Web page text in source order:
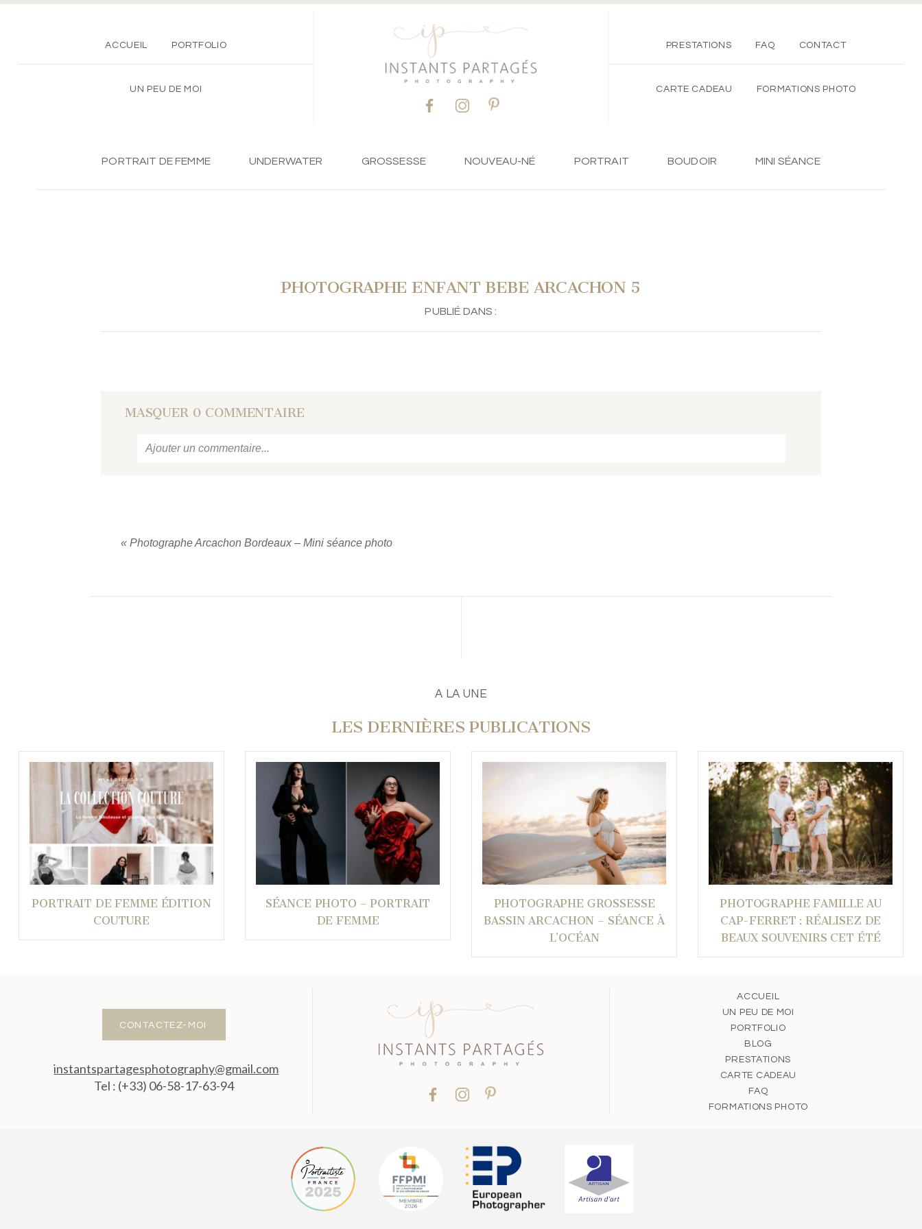
ACCUEIL PORTFOLIO
UN PEU DE MOI
PRESTATIONS FAQ CONTACT
CARTE CADEAU FORMATIONS PHOTO
PORTRAIT DE FEMME UNDERWATER GROSSESSE NOUVEAU-NÉ PORTRAIT BOUDOIR MINI SÉANCE
PHOTOGRAPHE ENFANT BEBE ARCACHON 5
PUBLIÉ DANS :
MASQUER 0 COMMENTAIRE
Ajouter un commentaire...
« Photographe Arcachon Bordeaux – Mini séance photo
A LA UNE
LES DERNIÈRES PUBLICATIONS
PORTRAIT DE FEMME ÉDITION
COUTURE
SÉANCE PHOTO – PORTRAIT
DE FEMME
PHOTOGRAPHE GROSSESSE
BASSIN ARCACHON – SÉANCE À
L’OCÉAN
PHOTOGRAPHE FAMILLE AU
CAP-FERRET : RÉALISEZ DE
BEAUX SOUVENIRS CET ÉTÉ
CONTACTEZ-MOI
instantspartagesphotography@gmail.com
Tel : (+33) 06-58-17-63-94
ACCUEIL
UN PEU DE MOI
PORTFOLIO
BLOG
PRESTATIONS
CARTE CADEAU
FAQ
FORMATIONS PHOTO